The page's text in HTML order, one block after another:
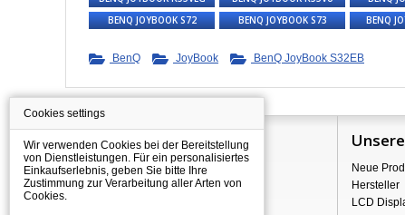
BENQ JOYBOOK S72
BENQ JOYBOOK S73 BENQ
BenQ JoyBook BenQ JoyBook S32EB
Information
Über Shopping
Versand
Neue
Hersteller
LCD
Cookies settings
Wir verwenden Cookies bei der Bereitstellung
von Dienstleistungen. Für ein personalisiertes
Einkaufserlebnis, geben Sie bitte Ihre
Zustimmung zur Verarbeitung aller Arten von
Cookies.